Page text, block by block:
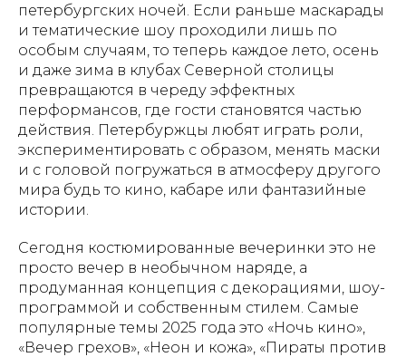
петербургских ночей. Если раньше маскарады
и тематические шоу проходили лишь по
особым случаям, то теперь каждое лето, осень
и даже зима в клубах Северной столицы
превращаются в череду эффектных
перформансов, где гости становятся частью
действия. Петербуржцы любят играть роли,
экспериментировать с образом, менять маски
и с головой погружаться в атмосферу другого
мира будь то кино, кабаре или фантазийные
истории.
Сегодня костюмированные вечеринки это не
просто вечер в необычном наряде, а
продуманная концепция с декорациями, шоу-
программой и собственным стилем. Самые
популярные темы 2025 года это «Ночь кино»,
«Вечер грехов», «Неон и кожа», «Пираты против